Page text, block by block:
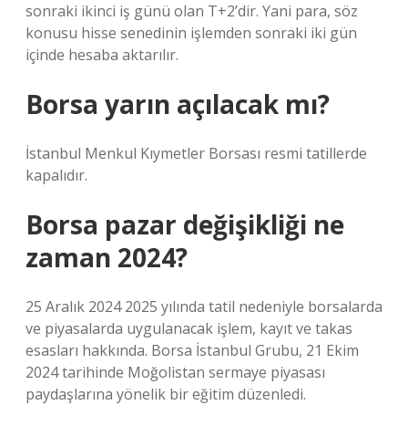
sonraki ikinci iş günü olan T+2’dir. Yani para, söz
konusu hisse senedinin işlemden sonraki iki gün
içinde hesaba aktarılır.
Borsa yarın açılacak mı?
İstanbul Menkul Kıymetler Borsası resmi tatillerde
kapalıdır.
Borsa pazar değişikliği ne
zaman 2024?
25 Aralık 2024 2025 yılında tatil nedeniyle borsalarda
ve piyasalarda uygulanacak işlem, kayıt ve takas
esasları hakkında. Borsa İstanbul Grubu, 21 Ekim
2024 tarihinde Moğolistan sermaye piyasası
paydaşlarına yönelik bir eğitim düzenledi.